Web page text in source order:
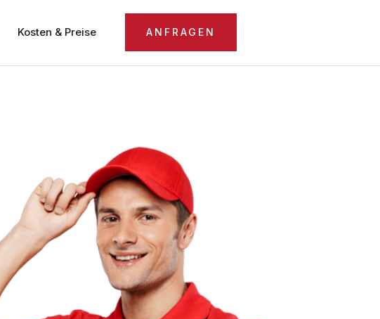
Kosten & Preise ANFRAGEN